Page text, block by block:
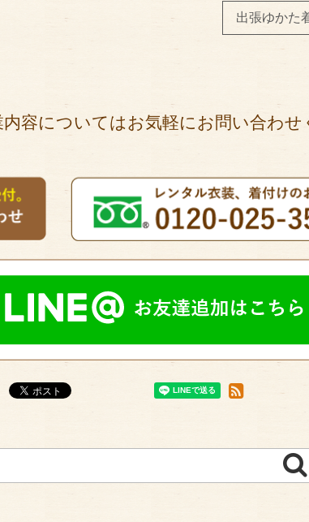
出張ゆかた
容についてはお気軽にお問い合わせ